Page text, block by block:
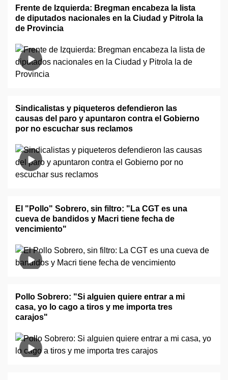
Frente de Izquierda: Bregman encabeza la lista
de diputados nacionales en la Ciudad y Pitrola la
de Provincia
Sindicalistas y piqueteros defendieron las
causas del paro y apuntaron contra el Gobierno
por no escuchar sus reclamos
El "Pollo" Sobrero, sin filtro: "La CGT es una
cueva de bandidos y Macri tiene fecha de
vencimiento"
Pollo Sobrero: "Si alguien quiere entrar a mi
casa, yo lo cago a tiros y me importa tres
carajos"